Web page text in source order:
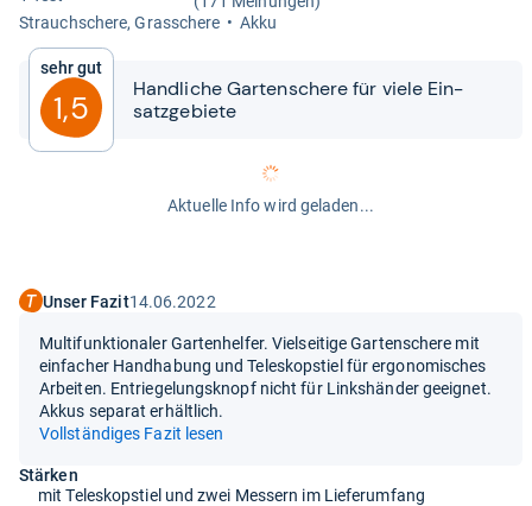
Strauch­schere, Gras­schere
Akku
Sehr gut
1,5
Hand­li­che Gar­ten­schere für viele Ein­
satz­ge­biete
Aktuelle Info wird geladen...
Unser Fazit14.06.2022
Multifunktionaler Gartenhelfer. Vielseitige Gartenschere mit
einfacher Handhabung und Teleskopstiel für ergonomisches
Arbeiten. Entriegelungsknopf nicht für Linkshänder geeignet.
Akkus separat erhältlich.
Vollständiges Fazit lesen
Stärken
mit Teleskopstiel und zwei Messern im Lieferumfang